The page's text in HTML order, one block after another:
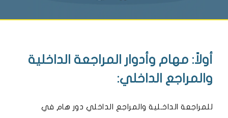
أولاً: مهام وأدوار المراجعة الداخلية
والمراجع الداخلي:
للمراجعة الداخـلية والمراجع الداخلي دور هام في